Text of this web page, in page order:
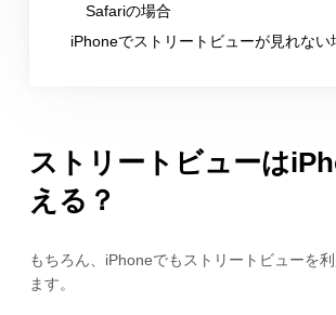
Safariの場合
iPhoneでストリートビューが見れない
ストリートビューは
える？
もちろん、iPhoneでもストリートビューを
ます。